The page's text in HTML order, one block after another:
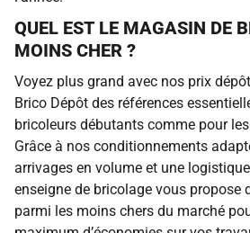
QUEL EST LE MAGASIN DE
MOINS CHER ?
Voyez plus grand avec nos prix
Brico Dépôt des références
bricoleurs débutants comme pour
Grâce à nos conditionnements
arrivages en volume et une
enseigne de bricolage vous propose
parmi les moins chers du marché